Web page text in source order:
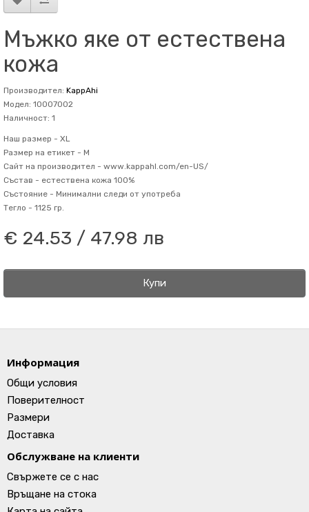
Мъжко яке от естествена
кожа
Производител: KappAhi
Модел: 10007002
Наличност: 1
Наш размер - XL
Размер на етикет - M
Сайт на производител - www.kappahl.com/en-US/
Състав - естествена кожа 100%
Състояние - Минимални следи от употреба
Тегло - 1125 гр.
€ 24.53 / 47.98 лв
Купи
Информация
Общи условия
Поверителност
Размери
Доставка
Обслужване на клиенти
Свържете се с нас
Връщане на стока